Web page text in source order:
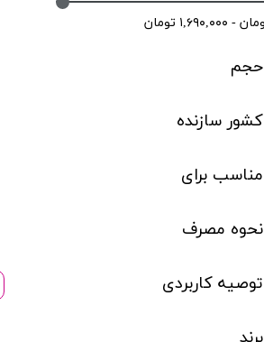
حجم
کشور سازنده
مناسب برای
نحوه مصرف
توصیه کاربردی